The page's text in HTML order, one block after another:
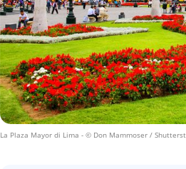
La Plaza Mayor di Lima - © Don Mammoser /